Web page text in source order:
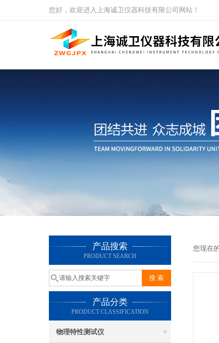
您好，欢迎进入上海诚卫仪器科技有限公司网站！
产品搜索
PRODUCT SEARCH
产品分类
PRODUCT CLASSIFICATION
物理特性测试仪
您现在